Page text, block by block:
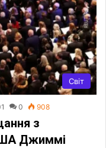
Світ
0 908
з
Джиммі